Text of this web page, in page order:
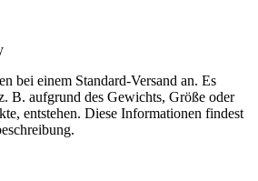
bei einem Standard-Versand an. Es
B. aufgrund des Gewichts, Größe oder
entstehen. Diese Informationen findest